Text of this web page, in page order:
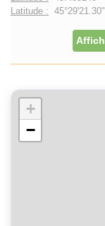
Latitude :
+
−